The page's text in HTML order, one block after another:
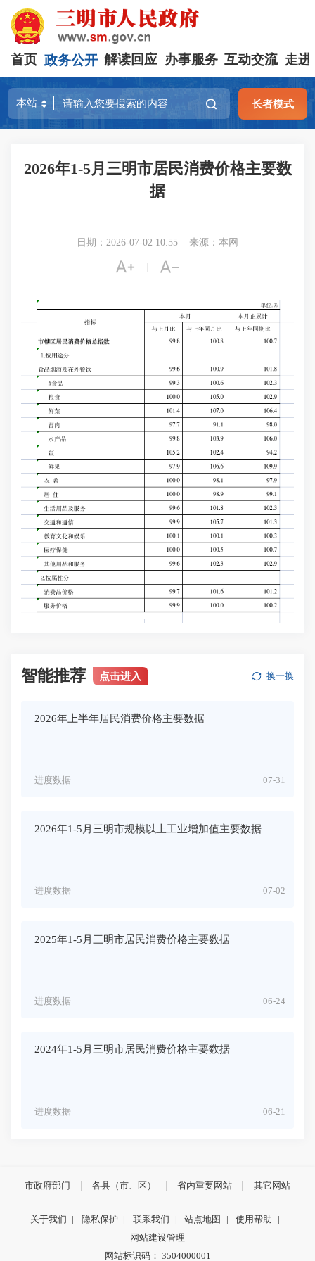
首页 政务公开 解读回应 办事服务 互动交流 走进
长者模式
2026年1-5月三明市居民消费价格主要数
据
日期：2026-07-02 10:55 来源：本网
 
智能推荐 点击进入 换一换
2026年上半年居民消费价格主要数据
07-31
进度数据
2026年1-5月三明市规模以上工业增加值主要数据
07-02
进度数据
2025年1-5月三明市居民消费价格主要数据
06-24
进度数据
2024年1-5月三明市居民消费价格主要数据
06-21
进度数据
市政府部门 各县（市、区） 省内重要网站 其它网站
关于我们 | 隐私保护 | 联系我们 | 站点地图 | 使用帮助
|
网站建设管理
网站标识码： 3504000001